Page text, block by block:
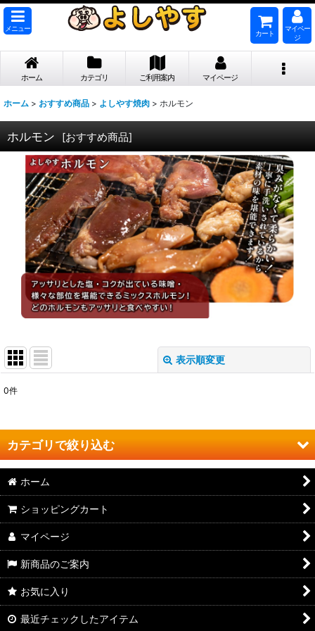
メニュー
カート
マイペー
ジ
ホーム カテゴリ ご利用案内 マイページ
ホーム > おすすめ商品 > よしやす焼肉 > ホルモン
ホルモン [おすすめ商品]
表示順変更
並び順:
0件
カテゴリで絞り込む
よしやす焼肉 (全商品)
ジンギスカン
カルビ
ホルモン
ホーム
ショッピングカート
マイページ
新商品のご案内
お気に入り
最近チェックしたアイテム